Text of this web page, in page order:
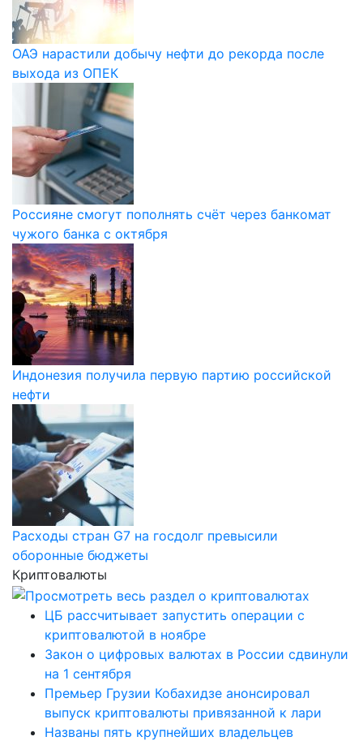
ОАЭ нарастили добычу нефти до рекорда после
выхода из ОПЕК
Россияне смогут пополнять счёт через банкомат
чужого банка с октября
Индонезия получила первую партию российской
нефти
Расходы стран G7 на госдолг превысили
оборонные бюджеты
Криптовалюты
ЦБ рассчитывает запустить операции с
криптовалютой в ноябре
Закон о цифровых валютах в России сдвинули
на 1 сентября
Премьер Грузии Кобахидзе анонсировал
выпуск криптовалюты привязанной к лари
Названы пять крупнейших владельцев